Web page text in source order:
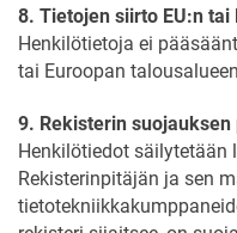
8. Tietojen siirto EU:n tai
Henkilötietoja ei
tai Euroopan
9. Rekisterin
Henkilötiedot säilytetään
Rekisterinpitäjän ja sen